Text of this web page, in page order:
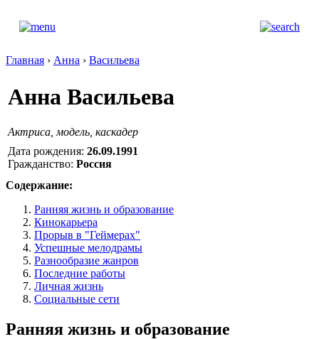
Главная › Анна › Васильева
Анна Васильева
Актриса, модель, каскадер
Дата рождения: 26.09.1991
Гражданство: Россия
Содержание:
Ранняя жизнь и образование
Кинокарьера
Прорыв в "Геймерах"
Успешные мелодрамы
Разнообразие жанров
Последние работы
Личная жизнь
Социальные сети
Ранняя жизнь и образование